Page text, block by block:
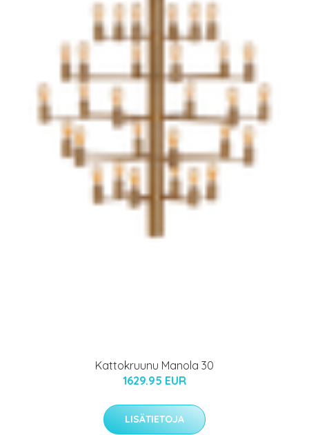
Kattokruunu Manola 30
1629.95 EUR
LISÄTIETOJA